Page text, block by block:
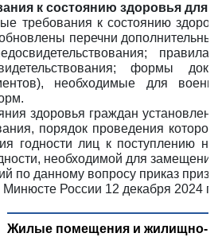
к состоянию здоровья для
требования к состоянию
перечни
формы
необходимые для
здоровья граждан
порядок проведения
годности лиц к поступлению
необходимой для
по данному вопросу приказ
России 12 декабря 2024
Жилые помещения и жилищно-